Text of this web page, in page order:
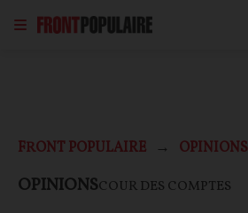
FRONT POPULAIRE OPINIONS
OPINIONSCOUR DES COMPTES